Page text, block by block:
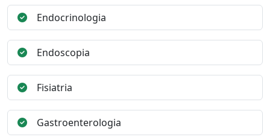
Endocrinologia
Endoscopia
Fisiatria
Gastroenterologia